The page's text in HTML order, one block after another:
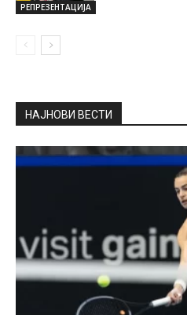
РЕПРЕЗЕНТАЦИЈА
НАЈНОВИ ВЕСТИ